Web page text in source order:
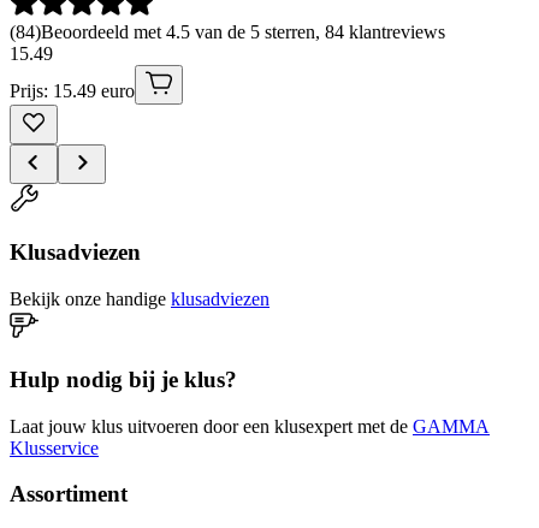
(84)Beoordeeld met 4.5 van de 5 sterren, 84 klantreviews
15.49
Prijs: 15.49 euro
Klusadviezen
Bekijk onze handige klusadviezen
Hulp nodig bij je klus?
Laat jouw klus uitvoeren door een klusexpert met de GAMMA
Klusservice
Assortiment